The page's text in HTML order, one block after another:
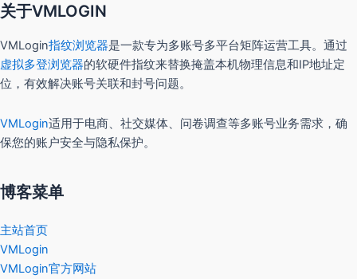
关于VMLOGIN
VMLogin指纹浏览器是一款专为多账号多平台矩阵运营工具。通过
虚拟多登浏览器的软硬件指纹来替换掩盖本机物理信息和IP地址定
位，有效解决账号关联和封号问题。
VMLogin适用于电商、社交媒体、问卷调查等多账号业务需求，确
保您的账户安全与隐私保护。
博客菜单
主站首页
VMLogin
VMLogin官方网站